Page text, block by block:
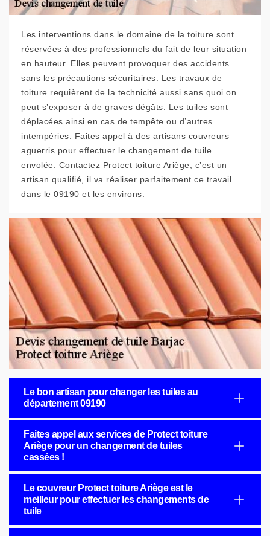
Les interventions dans le domaine de la toiture sont
réservées à des professionnels du fait de leur situation
en hauteur. Elles peuvent provoquer des accidents
sans les précautions sécuritaires. Les travaux de
toiture requièrent de la technicité aussi sans quoi on
peut s’exposer à de graves dégâts. Les tuiles sont
déplacées ainsi en cas de tempête ou d’autres
intempéries. Faites appel à des artisans couvreurs
aguerris pour effectuer le changement de tuile
envolée. Contactez Protect toiture Ariège, c’est un
artisan qualifié, il va réaliser parfaitement ce travail
dans le 09190 et les environs.
Le bon artisan pour changer les tuiles au
département 09190
Faites appel aux services de Protect toiture
Ariège pour un changement de tuiles
cassées !
Le couvreur Protect toiture Ariège est le
meilleur pour effectuer les changements de
tuile